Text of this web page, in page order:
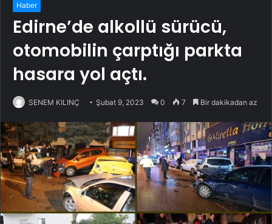
Haber
Edirne’de alkollü sürücü,
otomobilin çarptığı parkta
hasara yol açtı.
SENEM KILINÇ Şubat 9, 2023 0 7 Bir dakikadan az